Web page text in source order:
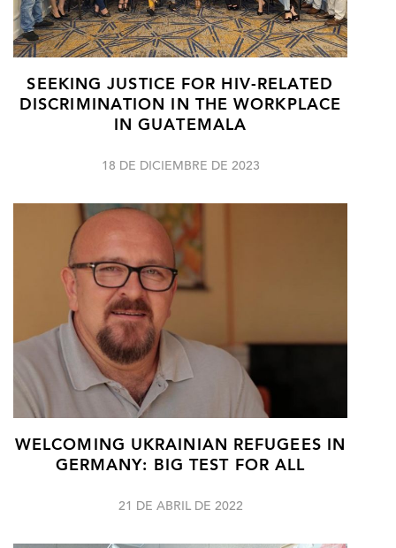
SEEKING JUSTICE FOR HIV-RELATED
DISCRIMINATION IN THE WORKPLACE
IN GUATEMALA
18 DE DICIEMBRE DE 2023
WELCOMING UKRAINIAN REFUGEES IN
GERMANY: BIG TEST FOR ALL
21 DE ABRIL DE 2022